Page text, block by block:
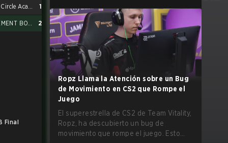
1
2
Final LB Cons. Final
Ropz Llama la Atención sobre un Bug
de Movimiento en CS2 que Rompe el
Juego
El superestrella de CS2 de Team Vitality,
Ropz, ha descubierto un bug de
movimiento que rompe el juego. Esto